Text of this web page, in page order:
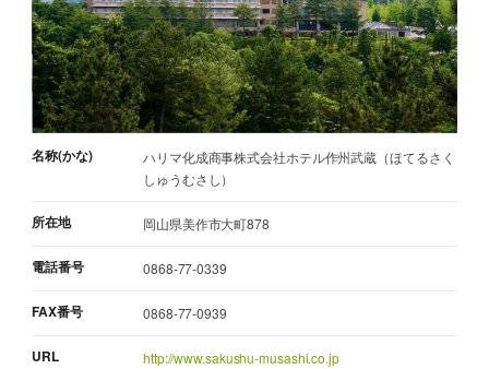
名称(かな)
ハリマ化成商事株式会社ホテル作州武蔵（ほてるさく
しゅうむさし）
所在地 岡山県美作市大町878
電話番号 0868-77-0339
FAX番号 0868-77-0939
URL http://www.sakushu-musashi.co.jp